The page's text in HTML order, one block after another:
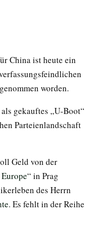
China ist heute ein
worden.
gekauftes „U-Boot“
Parteienlandschaft
Geld von der
“ in Prag
des Herrn
. Es fehlt in der Reihe